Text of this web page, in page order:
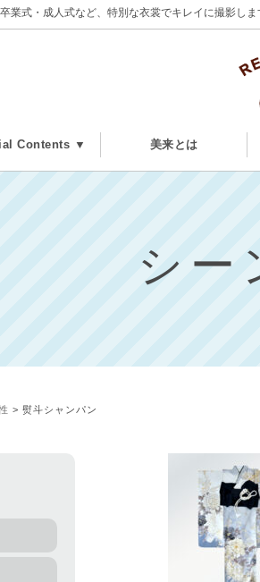
業式・成人式など、特別な衣裳でキレイに撮影しま
Contents ▼ 美来とは
シー
熨斗シャンパン